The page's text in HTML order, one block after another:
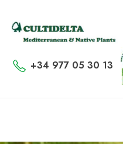
+34 977 05 30 13